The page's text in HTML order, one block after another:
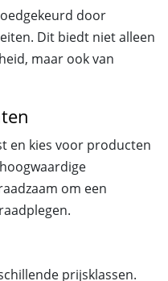
door
Dit biedt niet alleen
maar ook van
en kies voor producten
om een
prijsklassen.